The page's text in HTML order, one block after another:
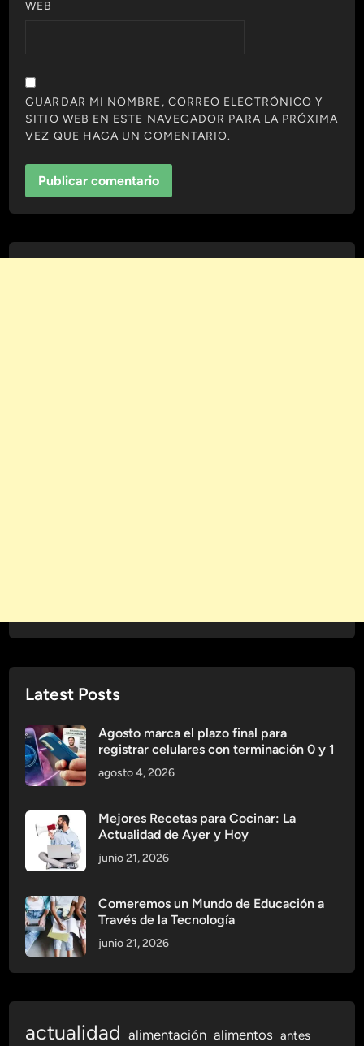
WEB
GUARDAR MI NOMBRE, CORREO ELECTRÓNICO Y
SITIO WEB EN ESTE NAVEGADOR PARA LA PRÓXIMA
VEZ QUE HAGA UN COMENTARIO.
Latest Posts
Agosto marca el plazo final para
registrar celulares con terminación 0 y 1
agosto 4, 2026
Mejores Recetas para Cocinar: La
Actualidad de Ayer y Hoy
junio 21, 2026
Comeremos un Mundo de Educación a
Través de la Tecnología
junio 21, 2026
actualidad alimentación alimentos antes